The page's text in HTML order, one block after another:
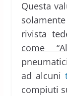
Questa
rivista
come
ad alcuni
compiuti